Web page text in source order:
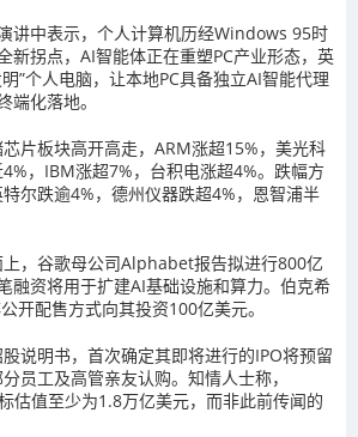
讲中表示，个人计算机历经Windows 95时
新拐点，AI智能体正在重塑PC产业形态，英
”个人电脑，让本地PC具备独立AI智能代理
端化落地。
片板块高开高走，ARM涨超15%，美光科
，IBM涨超7%，台积电涨超4%。跌幅方
尔跌逾4%，德州仪器跌超4%，恩智浦半
，谷歌母公司Alphabet报告拟进行800亿
融资将用于扩建AI基础设施和算力。伯克希
开配售方式向其投资100亿美元。
说明书，首次确定其即将进行的IPO将预留
员工及高管亲友认购。知情人士称，
估值至少为1.8万亿美元，而非此前传闻的